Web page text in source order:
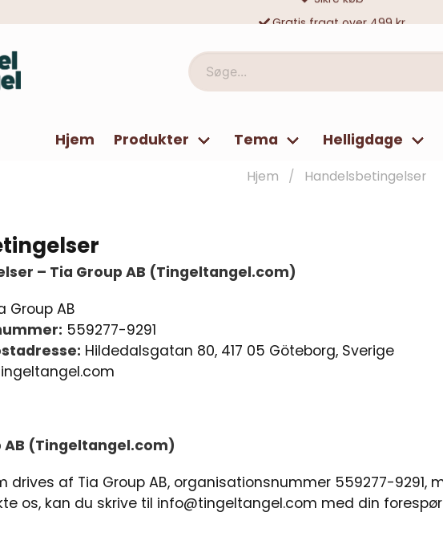
Søge...
Hjem Produkter Tema Helligdage
Hjem Handelsbetingelser
– Tia Group AB (Tingeltangel.com)
Group AB
559277-9291
Hildedalsgatan 80, 417 05 Göteborg, Sverige
AB (Tingeltangel.com)
drives af Tia Group AB, organisationsnummer 559277-9291,
os, kan du skrive til info@tingeltangel.com med din